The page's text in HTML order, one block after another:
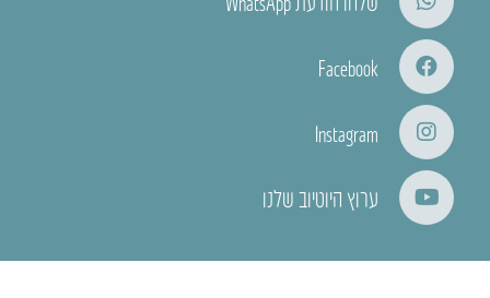
Facebook
Instagram
ערוץ היוטיוב שלנו